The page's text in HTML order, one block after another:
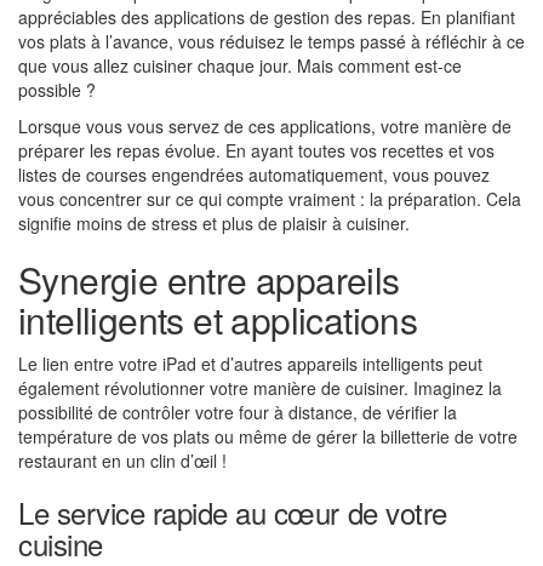
appréciables des applications de gestion des repas. En planifiant
vos plats à l’avance, vous réduisez le temps passé à réfléchir à ce
que vous allez cuisiner chaque jour. Mais comment est-ce
possible ?
Lorsque vous vous servez de ces applications, votre manière de
préparer les repas évolue. En ayant toutes vos recettes et vos
listes de courses engendrées automatiquement, vous pouvez
vous concentrer sur ce qui compte vraiment : la préparation. Cela
signifie moins de stress et plus de plaisir à cuisiner.
Synergie entre appareils
intelligents et applications
Le lien entre votre iPad et d’autres appareils intelligents peut
également révolutionner votre manière de cuisiner. Imaginez la
possibilité de contrôler votre four à distance, de vérifier la
température de vos plats ou même de gérer la billetterie de votre
restaurant en un clin d’œil !
Le service rapide au cœur de votre
cuisine